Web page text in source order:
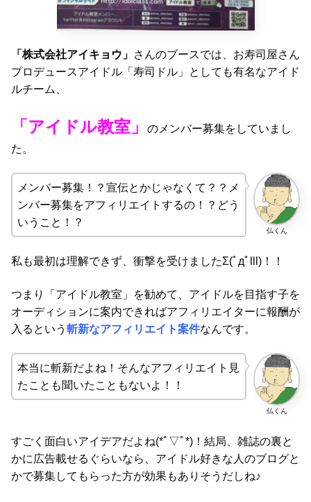
「株式会社アイキョウ」 さんのブースでは、お寿司屋さん
プロデュースアイドル「寿司ドル」としても有名なアイド
ルチーム、
「アイドル教室」
のメンバー募集をしていまし
た。
仏くん
メンバー募集！？宣伝とかじゃなくて？？メ
ンバー募集をアフィリエイトするの！？どう
いうこと！？
私も最初は理解できず、衝撃を受けましたΣ(ﾟдﾟlll)！！
つまり「アイドル教室」を勧めて、アイドルを目指す子を
オーディションに案内できればアフィリエイターに報酬が
入るという 斬新なアフィリエイト案件なんです。
仏くん
本当に斬新だよね！そんなアフィリエイト見
たことも聞いたこともないよ！！
すごく面白いアイデアだよね(*ﾟ▽ﾟ*)！結局、雑誌の裏と
かに広告載せるぐらいなら、アイドル好きな人のブログと
かで募集してもらった方が効果もありそうだしね♪